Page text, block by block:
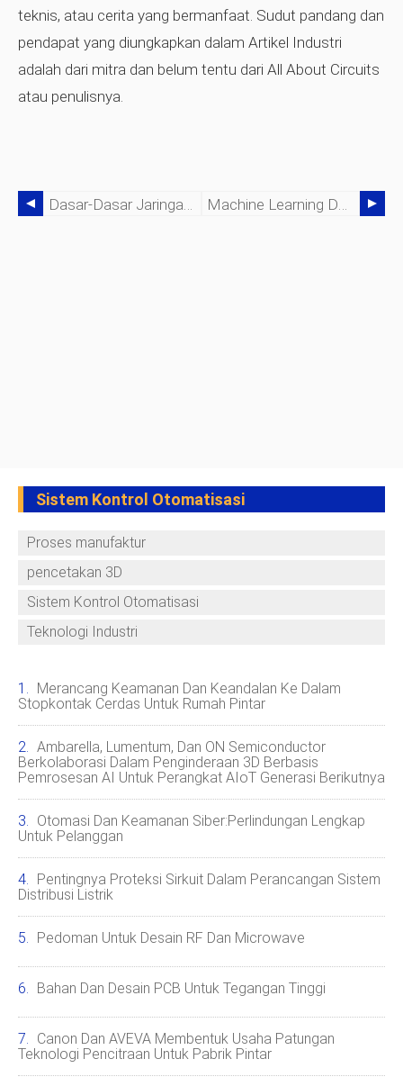
teknis, atau cerita yang bermanfaat. Sudut pandang dan
pendapat yang diungkapkan dalam Artikel Industri
adalah dari mitra dan belum tentu dari All About Circuits
atau penulisnya.
Dasar-Dasar Jaringan Sensitif-Waktu Machine Learning Dan Visi Cerdas Untuk Industrial Edge
Sistem Kontrol Otomatisasi
Proses manufaktur
pencetakan 3D
Sistem Kontrol Otomatisasi
Teknologi Industri
Merancang Keamanan Dan Keandalan Ke Dalam
Stopkontak Cerdas Untuk Rumah Pintar
Ambarella, Lumentum, Dan ON Semiconductor
Berkolaborasi Dalam Penginderaan 3D Berbasis
Pemrosesan AI Untuk Perangkat AIoT Generasi Berikutnya
Otomasi Dan Keamanan Siber:Perlindungan Lengkap
Untuk Pelanggan
Pentingnya Proteksi Sirkuit Dalam Perancangan Sistem
Distribusi Listrik
Pedoman Untuk Desain RF Dan Microwave
Bahan Dan Desain PCB Untuk Tegangan Tinggi
Canon Dan AVEVA Membentuk Usaha Patungan
Teknologi Pencitraan Untuk Pabrik Pintar